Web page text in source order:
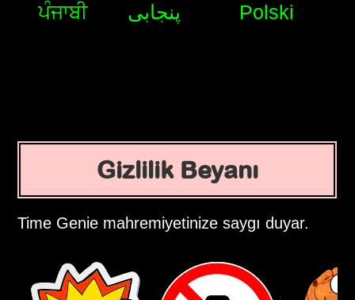
ਪੰਜਾਬੀ پنجابی Polski
Gizlilik Beyanı
Time Genie mahremiyetinize saygı duyar.